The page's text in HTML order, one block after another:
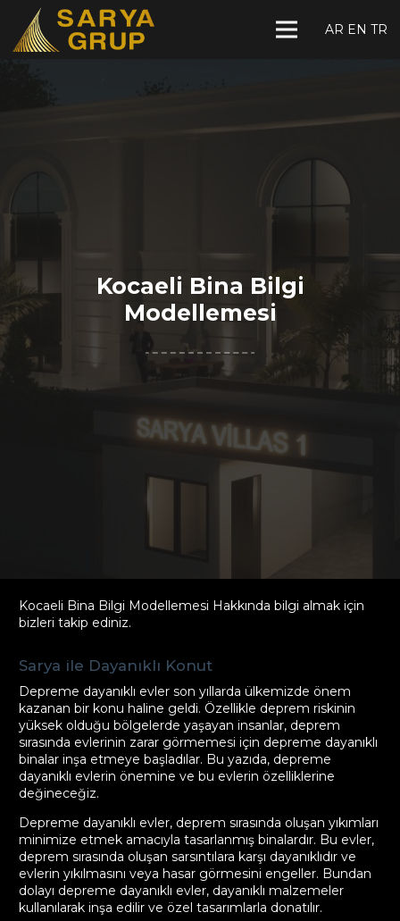
AR EN TR
Kocaeli Bina Bilgi
Modellemesi
Kocaeli Bina Bilgi Modellemesi Hakkında bilgi almak için
bizleri takip ediniz.
Sarya ile Dayanıklı Konut
Depreme dayanıklı evler son yıllarda ülkemizde önem
kazanan bir konu haline geldi. Özellikle deprem riskinin
yüksek olduğu bölgelerde yaşayan insanlar, deprem
sırasında evlerinin zarar görmemesi için depreme dayanıklı
binalar inşa etmeye başladılar. Bu yazıda, depreme
dayanıklı evlerin önemine ve bu evlerin özelliklerine
değineceğiz.
Depreme dayanıklı evler, deprem sırasında oluşan yıkımları
minimize etmek amacıyla tasarlanmış binalardır. Bu evler,
deprem sırasında oluşan sarsıntılara karşı dayanıklıdır ve
evlerin yıkılmasını veya hasar görmesini engeller. Bundan
dolayı depreme dayanıklı evler, dayanıklı malzemeler
kullanılarak inşa edilir ve özel tasarımlarla donatılır.